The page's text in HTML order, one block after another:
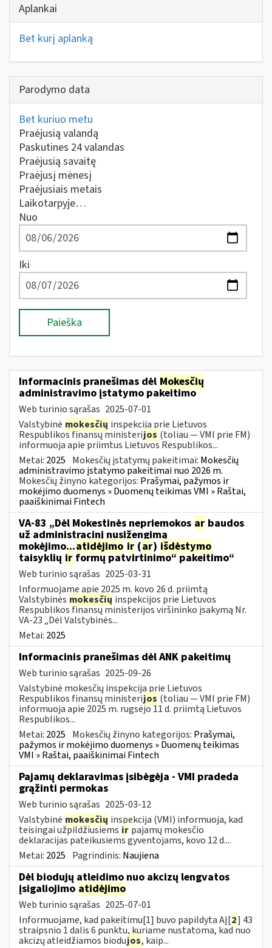
Aplankai
Bet kurį aplanką
Parodymo data
Bet kuriuo metu
Praėjusią valandą
Paskutines 24 valandas
Praėjusią savaitę
Praėjusį mėnesį
Praėjusiais metais
Laikotarpyje…
Nuo
Iki
Paieška
Informacinis pranešimas dėl Mokesčių
administravimo įstatymo pakeitimo
Web turinio sąrašas 2025-07-01
Valstybinė mokesčių inspekcija prie Lietuvos
Respublikos finansų ministerijos (toliau — VMI prie FM)
informuoja apie priimtus Lietuvos Respublikos...
Metai: 2025 Mokesčių įstatymų pakeitimai: Mokesčių
administravimo įstatymo pakeitimai nuo 2026 m.
Mokesčių žinyno kategorijos: Prašymai, pažymos ir
mokėjimo duomenys » Duomenų teikimas VMI » Raštai,
paaiškinimai Fintech
VA-83 „Dėl Mokestinės nepriemokos ar baudos
už administracinį nusižengimą
mokėjimo...atidėjimo ir (ar) išdėstymo
taisyklių ir formų patvirtinimo“ pakeitimo“
Web turinio sąrašas 2025-03-31
Informuojame apie 2025 m. kovo 26 d. priimtą
Valstybinės mokesčių inspekcijos prie Lietuvos
Respublikos finansų ministerijos viršininko įsakymą Nr.
VA-23 „Dėl Valstybinės...
Metai: 2025
Informacinis pranešimas dėl ANK pakeitimų
Web turinio sąrašas 2025-09-26
Valstybinė mokesčių inspekcija prie Lietuvos
Respublikos finansų ministerijos (toliau — VMI prie FM)
informuoja apie 2025 m. rugsėjo 11 d. priimtą Lietuvos
Respublikos...
Metai: 2025 Mokesčių žinyno kategorijos: Prašymai,
pažymos ir mokėjimo duomenys » Duomenų teikimas
VMI » Raštai, paaiškinimai Fintech
Pajamų deklaravimas įsibėgėja - VMI pradeda
grąžinti permokas
Web turinio sąrašas 2025-03-12
Valstybinė mokesčių inspekcija (VMI) informuoja, kad
teisingai užpildžiusiems ir pajamų mokesčio
deklaracijas pateikusiems gyventojams, kovo 12 d....
Metai: 2025 Pagrindinis: Naujiena
Dėl biodujų atleidimo nuo akcizų lengvatos
įsigaliojimo atidėjimo
Web turinio sąrašas 2025-07-01
Informuojame, kad pakeitimu[1] buvo papildyta AĮ[2] 43
straipsnio 1 dalis 6 punktu, kuriame nustatoma, kad nuo
akcizų atleidžiamos biodujos, kaip...